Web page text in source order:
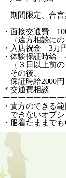
期間限定、合言
・面接交通費
（遠方相談にの
・入店祝金 3万
・体験保証時給
（３日以上前の
その後、
保証時給2000円
＊交通費相談
ーーーーーーーー
・貴方のできる
できないオプシ
・服着たままでも